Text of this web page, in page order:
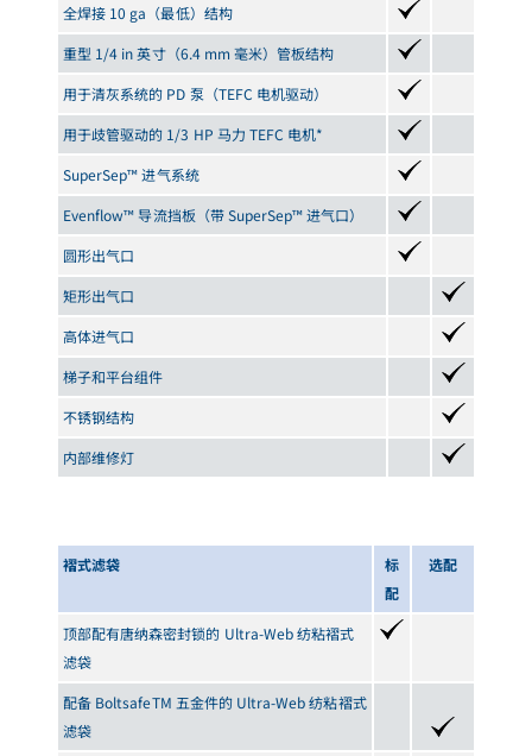
全焊接 10 ga（最低）结构
重型 1/4 in 英寸（6.4 mm 毫米）管板结构
用于清灰系统的 PD 泵（TEFC 电机驱动）
用于歧管驱动的 1/3 HP 马力 TEFC 电机*
SuperSep™ 进气系统
Evenflow™ 导流挡板（带 SuperSep™ 进气口）
圆形出气口
矩形出气口
高体进气口
梯子和平台组件
不锈钢结构
内部维修灯
褶式滤袋
标
配
选配
顶部配有唐纳森密封锁的 Ultra-Web 纺粘褶式
滤袋
配备 BoltsafeTM 五金件的 Ultra-Web 纺粘褶式
滤袋